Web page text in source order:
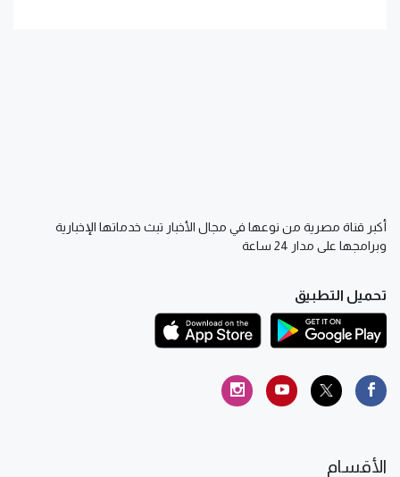
أكبر قناة مصرية من نوعها في مجال الأخبار تبث خدماتها الإخبارية
وبرامجها على مدار 24 ساعة
تحميل التطبيق
الأقسام